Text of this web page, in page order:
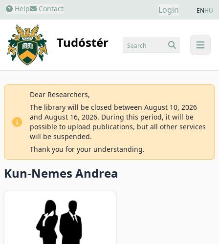
Help Contact Login ENHU
Tudóstér menu
Search
Dear Researchers,
The library will be closed between August 10, 2026
and August 16, 2026. During this period, it will be
possible to upload publications, but all other services
will be suspended.
Thank you for your understanding.
Kun-Nemes Andrea